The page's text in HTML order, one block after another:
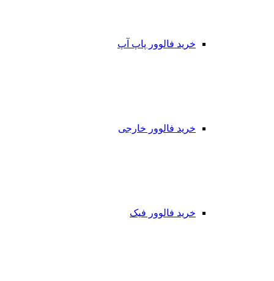
خرید فالوور پاپ آپ
خرید فالوور خارجی
خرید فالوور فیک